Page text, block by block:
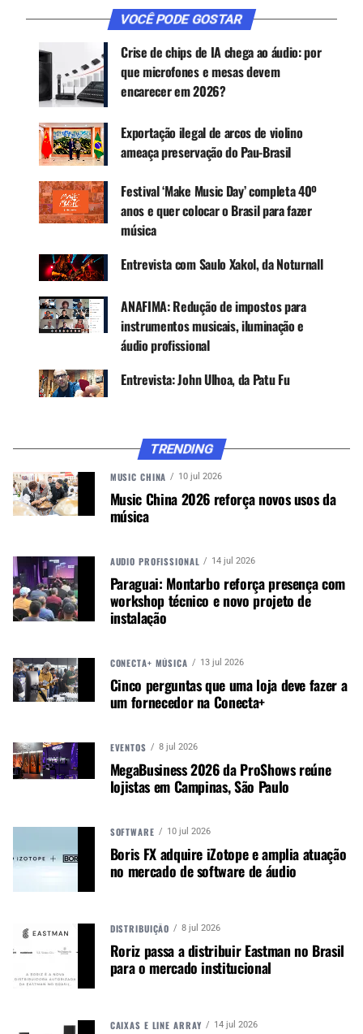
CONTINUE ACOMPANHANDO
Receba novas matérias do Música & Mercado no
WhatsApp e no Google News.
Canal WhatsApp
Google News
O País passou por um ano turbulento, com
entre altos e baixos, mas com boas perspectivas
para 2017. Conheça mais nesta entrevista com seu
presidente Daniel Neves.
instrumentos?
Percebemos que a valorização do dólar, somada
à forte crise econômica e política que o País vem
empresas para a exportação. Por outro lado, no
mercado interno, ainda pela instabilidade do
dólar, o varejo busca previsibilidade, e nesse caso
as fábricas têm condição de prover esse
A Associação ganhou mais sócios?
Sim, a cada mês a Anafima amplia sua base de
associados e parcerias no mercado. Hoje a
VOCÊ PODE GOSTAR
Crise de chips de IA chega ao áudio: por
que microfones e mesas devem
encarecer em 2026?
Exportação ilegal de arcos de violino
ameaça preservação do Pau-Brasil
Festival ‘Make Music Day’ completa 40º
anos e quer colocar o Brasil para fazer
música
Entrevista com Saulo Xakol, da Noturnall
ANAFIMA: Redução de impostos para
instrumentos musicais, iluminação e
áudio profissional
Entrevista: John Ulhoa, da Patu Fu
TRENDING
MUSIC CHINA 10 jul 2026
Music China 2026 reforça novos usos da
música
AUDIO PROFISSIONAL 14 jul 2026
Paraguai: Montarbo reforça presença com
workshop técnico e novo projeto de
instalação
CONECTA+ MÚSICA 13 jul 2026
Cinco perguntas que uma loja deve fazer a
um fornecedor na Conecta+
EVENTOS 8 jul 2026
MegaBusiness 2026 da ProShows reúne
lojistas em Campinas, São Paulo
SOFTWARE 10 jul 2026
Boris FX adquire iZotope e amplia atuação
no mercado de software de áudio
DISTRIBUIÇÃO 8 jul 2026
Roriz passa a distribuir Eastman no Brasil
para o mercado institucional
CAIXAS E LINE ARRAY 14 jul 2026